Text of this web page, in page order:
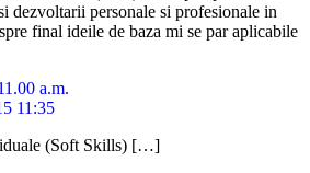
dezvoltarii personale si profesionale in
final ideile de baza mi se par aplicabile
a.m.
11:35
(Soft Skills) […]